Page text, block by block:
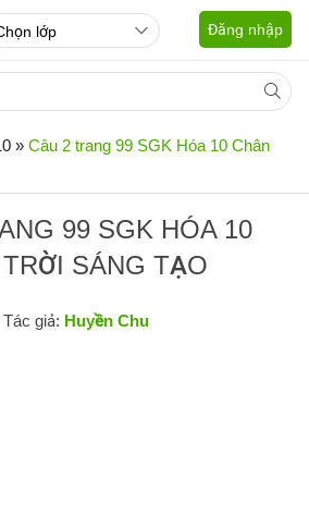
Đăng nhập
» Câu 2 trang 99 SGK Hóa 10 Chân
99 SGK HÓA 10
SÁNG TẠO
Tác giả: Huyền Chu